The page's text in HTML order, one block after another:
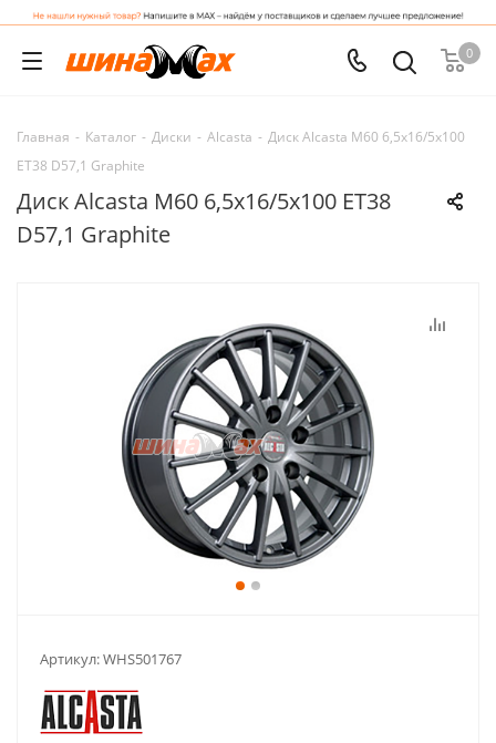
0
Главная - Каталог - Диски - Alcasta - Диск Alcasta M60 6,5x16/5x100
ET38 D57,1 Graphite
Диск Alcasta M60 6,5x16/5x100 ET38
D57,1 Graphite
Артикул:WHS501767